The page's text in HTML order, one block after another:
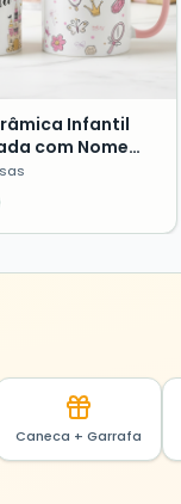
Infantil
com Nome
Menina
Caneca + Garrafa